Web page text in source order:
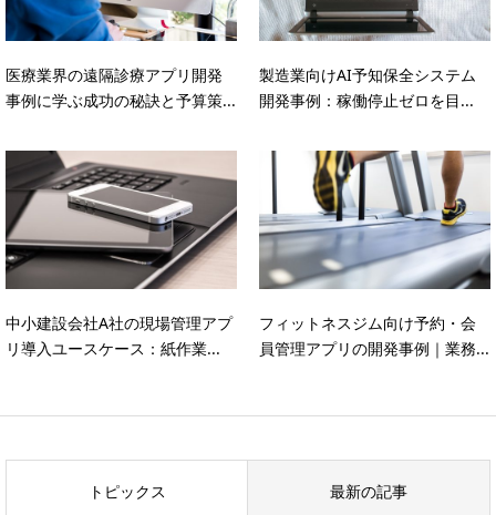
医療業界の遠隔診療アプリ開発
事例に学ぶ成功の秘訣と予算策...
製造業向けAI予知保全システム
開発事例：稼働停止ゼロを目...
中小建設会社A社の現場管理アプ
リ導入ユースケース：紙作業...
フィットネスジム向け予約・会
員管理アプリの開発事例｜業務...
トピックス 最新の記事